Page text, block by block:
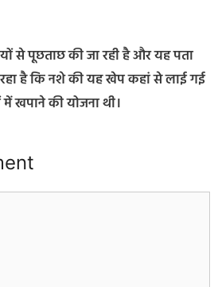
से पूछताछ की जा रही है और यह पता
रहा है कि नशे की यह खेप कहां से लाई गई
खपाने की योजना थी।